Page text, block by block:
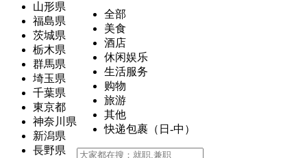
山形県
福島県
茨城県
栃木県
群馬県
埼玉県
千葉県
東京都
神奈川県
新潟県
長野県
全部
美食
酒店
休闲娱乐
生活服务
购物
旅游
其他
快递包裹（日-中）